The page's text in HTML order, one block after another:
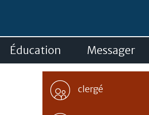
Éducation Messager
clergé